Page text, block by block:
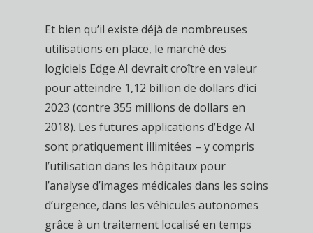
Et bien qu’il existe déjà de nombreuses
utilisations en place, le marché des
logiciels Edge AI devrait croître en valeur
pour atteindre 1,12 billion de dollars d’ici
2023 (contre 355 millions de dollars en
2018). Les futures applications d’Edge AI
sont pratiquement illimitées – y compris
l’utilisation dans les hôpitaux pour
l’analyse d’images médicales dans les soins
d’urgence, dans les véhicules autonomes
grâce à un traitement localisé en temps